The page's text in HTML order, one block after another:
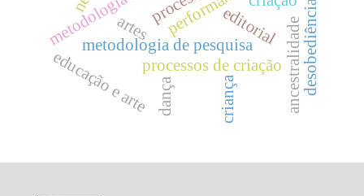
metodologia de pesquisa
processos de criação
artes
dança ancestralidadedesobediência
editorial
educação e arte criança